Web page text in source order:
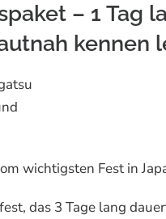
– 1 Tag
kennen
wichtigsten Fest in
das 3 Tage lang